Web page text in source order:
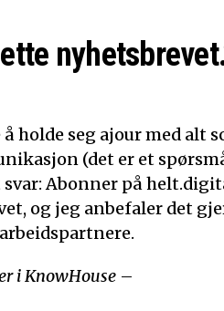
holde seg ajour med alt
(det er et
Abonner på
og jeg anbefaler det
i KnowHouse–